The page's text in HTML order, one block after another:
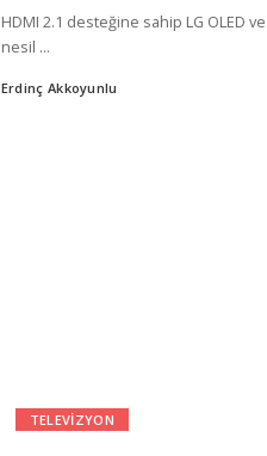
HDMI 2.1 desteğine sahip LG OLED
nesil ...
Posted
Erdinç Akkoyunlu
TELEVIZYON